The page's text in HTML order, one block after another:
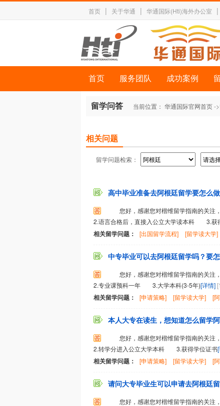
首页 | 关于华通 | 华通国际(Hti)海外办公室 |
首页 服务团队 成功案例
留学问答 当前位置： 华通国际官网首页-
相关问题
留学问题检索：
高中毕业准备去阿根廷留学要怎么
您好，感谢您对楷维留学指南的关
2.语言合格后，直接入公立大学读本科 3.获
相关留学问题： [出国留学流程] [留学读大学]
中专毕业可以去阿根廷留学吗？要
您好，感谢您对楷维留学指南的关
2.专业课预科一年 3.大学本科(3-5年)[详情]
相关留学问题： [申请策略] [留学读大学] [
本人大专在读生，想知道怎么留学
您好，感谢您对楷维留学指南的关
2.转学分进入公立大学本科 3.获得学位证书
相关留学问题： [申请策略] [留学读大学] [
请问大专毕业生可以申请去阿根廷
您好，感谢您对楷维留学指南的关